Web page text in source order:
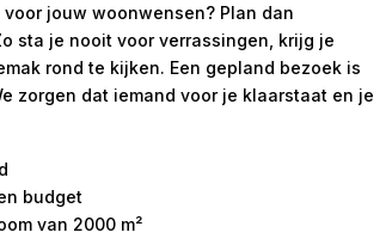
jouw woonwensen? Plan dan
sta je nooit voor verrassingen, krijg je
rond te kijken. Een gepland bezoek is
zorgen dat iemand voor je klaarstaat en je
budget
van 2000 m²